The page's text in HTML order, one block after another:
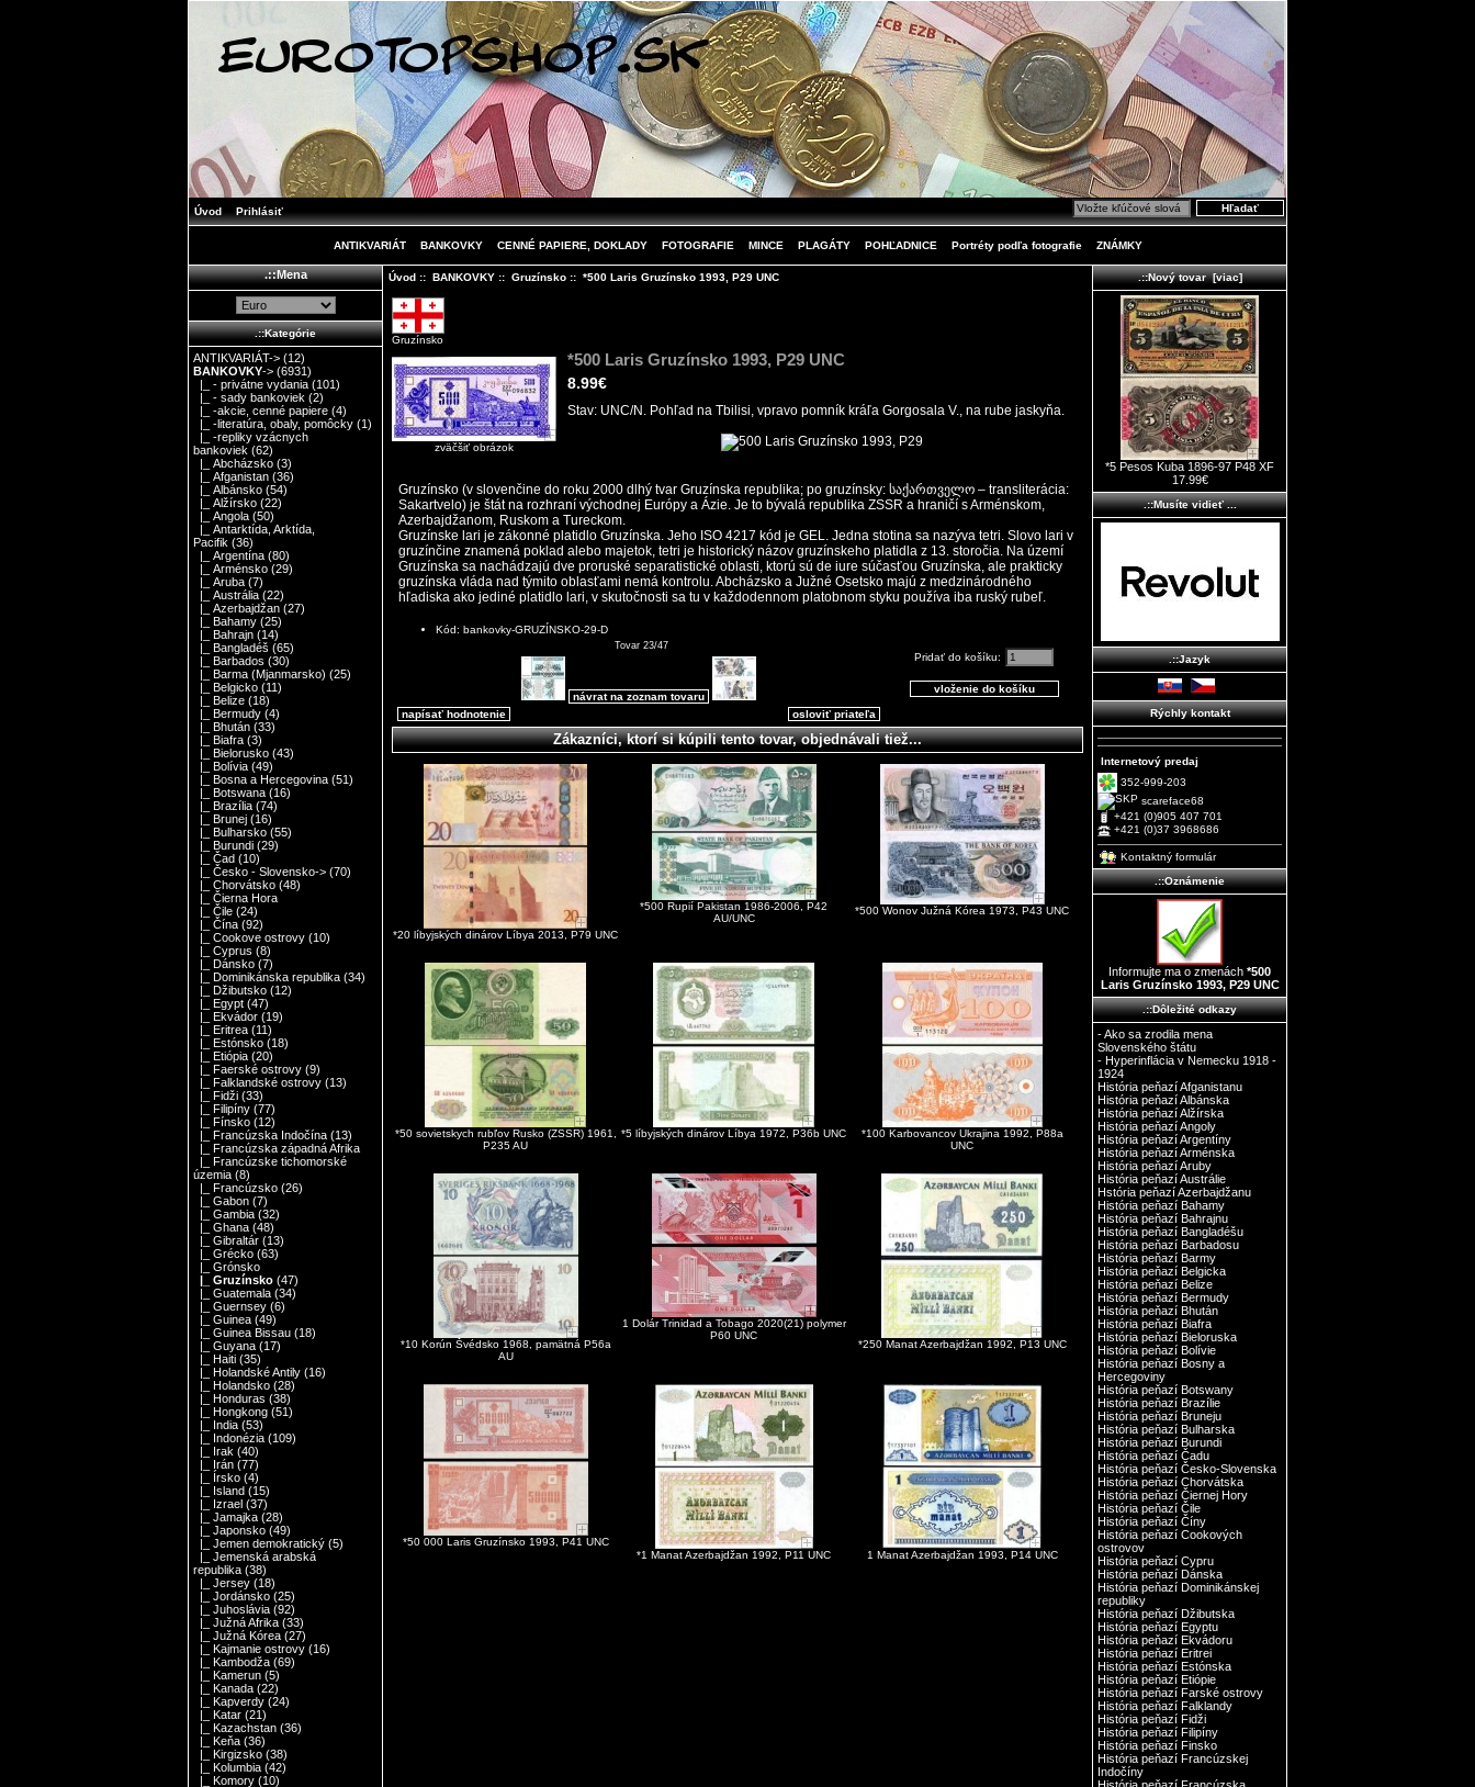
Úvod Prihlásiť
ANTIKVARIÁT BANKOVKY CENNÉ PAPIERE, DOKLADY FOTOGRAFIE MINCE PLAGÁTY POHĽADNICE Portréty podľa fotografie ZNÁMKY
.::Mena
.::Kategórie
ANTIKVARIÁT-> (12)
BANKOVKY-> (6931)
|_ - privátne vydania (101)
|_ - sady bankoviek (2)
|_ -akcie, cenné papiere (4)
|_ -literatúra, obaly, pomôcky (1)
|_ -repliky vzácnych
bankoviek (62)
|_ Abcházsko (3)
|_ Afganistan (36)
|_ Albánsko (54)
|_ Alžírsko (22)
|_ Angola (50)
|_ Antarktída, Arktída,
Pacifik (36)
|_ Argentína (80)
|_ Arménsko (29)
|_ Aruba (7)
|_ Austrália (22)
|_ Azerbajdžan (27)
|_ Bahamy (25)
|_ Bahrajn (14)
|_ Bangladéš (65)
|_ Barbados (30)
|_ Barma (Mjanmarsko) (25)
|_ Belgicko (11)
|_ Belize (18)
|_ Bermudy (4)
|_ Bhután (33)
|_ Biafra (3)
|_ Bielorusko (43)
|_ Bolívia (49)
|_ Bosna a Hercegovina (51)
|_ Botswana (16)
|_ Brazília (74)
|_ Brunej (16)
|_ Bulharsko (55)
|_ Burundi (29)
|_ Čad (10)
|_ Česko - Slovensko-> (70)
|_ Chorvátsko (48)
|_ Čierna Hora
|_ Čile (24)
|_ Čína (92)
|_ Cookove ostrovy (10)
|_ Cyprus (8)
|_ Dánsko (7)
|_ Dominikánska republika (34)
|_ Džibutsko (12)
|_ Egypt (47)
|_ Ekvádor (19)
|_ Eritrea (11)
|_ Estónsko (18)
|_ Etiópia (20)
|_ Faerské ostrovy (9)
|_ Falklandské ostrovy (13)
|_ Fidži (33)
|_ Filipíny (77)
|_ Fínsko (12)
|_ Francúzska Indočína (13)
|_ Francúzska západná Afrika
|_ Francúzske tichomorské
územia (8)
|_ Francúzsko (26)
|_ Gabon (7)
|_ Gambia (32)
|_ Ghana (48)
|_ Gibraltár (13)
|_ Grécko (63)
|_ Grónsko
|_ Gruzínsko (47)
|_ Guatemala (34)
|_ Guernsey (6)
|_ Guinea (49)
|_ Guinea Bissau (18)
|_ Guyana (17)
|_ Haiti (35)
|_ Holandské Antily (16)
|_ Holandsko (28)
|_ Honduras (38)
|_ Hongkong (51)
|_ India (53)
|_ Indonézia (109)
|_ Irak (40)
|_ Irán (77)
|_ Írsko (4)
|_ Island (15)
|_ Izrael (37)
|_ Jamajka (28)
|_ Japonsko (49)
|_ Jemen demokratický (5)
|_ Jemenská arabská
republika (38)
|_ Jersey (18)
|_ Jordánsko (25)
|_ Juhoslávia (92)
|_ Južná Afrika (33)
|_ Južná Kórea (27)
|_ Kajmanie ostrovy (16)
|_ Kambodža (69)
|_ Kamerun (5)
|_ Kanada (22)
|_ Kapverdy (24)
|_ Katar (21)
|_ Kazachstan (36)
|_ Keňa (36)
|_ Kirgizsko (38)
|_ Kolumbia (42)
|_ Komory (10)
Úvod:: BANKOVKY:: Gruzínsko:: *500 Laris Gruzínsko 1993, P29 UNC
Gruzínsko
zväčšiť obrázok
*500 Laris Gruzínsko 1993, P29 UNC
8.99€
Stav: UNC/N. Pohľad na Tbilisi, vpravo pomník kráľa Gorgosala V., na rube jaskyňa.
Gruzínsko (v slovenčine do roku 2000 dlhý tvar Gruzínska republika; po gruzínsky: საქართველო – transliterácia:
Sakartvelo) je štát na rozhraní východnej Európy a Ázie. Je to bývalá republika ZSSR a hraničí s Arménskom,
Azerbajdžanom, Ruskom a Tureckom.
Gruzínske lari je zákonné platidlo Gruzínska. Jeho ISO 4217 kód je GEL. Jedna stotina sa nazýva tetri. Slovo lari v
gruzínčine znamená poklad alebo majetok, tetri je historický názov gruzínskeho platidla z 13. storočia. Na území
Gruzínska sa nachádzajú dve proruské separatistické oblasti, ktorú sú de iure súčasťou Gruzínska, ale prakticky
gruzínska vláda nad týmito oblasťami nemá kontrolu. Abcházsko a Južné Osetsko majú z medzinárodného
hľadiska ako jediné platidlo lari, v skutočnosti sa tu v každodennom platobnom styku používa iba ruský rubeľ.
Pridať do košíku:
Kód: bankovky-GRUZÍNSKO-29-D
Tovar 23/47
návrat na zoznam tovaru
osloviť priateľa
napísať hodnotenie
Zákazníci, ktorí si kúpili tento tovar, objednávali tiež...
*20 líbyjských dinárov Líbya 2013, P79 UNC
*500 Rupií Pakistan 1986-2006, P42
AU/UNC
*500 Wonov Južná Kórea 1973, P43 UNC
*50 sovietskych rubľov Rusko (ZSSR) 1961,
P235 AU
*5 líbyjských dinárov Líbya 1972, P36b UNC
*100 Karbovancov Ukrajina 1992, P88a
UNC
*10 Korún Švédsko 1968, pamätná P56a
AU
1 Dolár Trinidad a Tobago 2020(21) polymer
P60 UNC
*250 Manat Azerbajdžan 1992, P13 UNC
*50 000 Laris Gruzínsko 1993, P41 UNC
*1 Manat Azerbajdžan 1992, P11 UNC
1 Manat Azerbajdžan 1993, P14 UNC
.::Nový tovar [viac]
*5 Pesos Kuba 1896-97 P48 XF
17.99€
.::Musíte vidieť ...
.::Jazyk
Rýchly kontakt
Internetový predaj
352-999-203
scareface68
+421 (0)905 407 701
+421 (0)37 3968686
Kontaktný formulár
.::Oznámenie
Informujte ma o zmenách *500
Laris Gruzínsko 1993, P29 UNC
.::Dôležité odkazy
- Ako sa zrodila mena
Slovenského štátu
- Hyperinflácia v Nemecku 1918 -
1924
História peňazí Afganistanu
História peňazí Albánska
História peňazí Alžírska
História peňazí Angoly
História peňazí Argentíny
História peňazí Arménska
História peňazí Aruby
História peňazí Austrálie
Hstória peňazí Azerbajdžanu
História peňazí Bahamy
História peňazí Bahrajnu
História peňazí Bangladéšu
História peňazí Barbadosu
História peňazí Barmy
História peňazí Belgicka
História peňazí Belize
História peňazí Bermudy
História peňazí Bhután
História peňazí Biafra
História peňazí Bieloruska
História peňazí Bolívie
História peňazí Bosny a
Hercegoviny
História peňazí Botswany
História peňazí Brazílie
História peňazí Bruneju
História peňazí Bulharska
História peňazí Burundi
História peňazí Čadu
História peňazí Česko-Slovenska
História peňazí Chorvátska
História peňazí Čiernej Hory
História peňazí Čile
História peňazí Číny
História peňazí Cookových
ostrovov
História peňazí Cypru
História peňazí Dánska
História peňazí Dominikánskej
republiky
História peňazí Džibutska
História peňazí Egyptu
História peňazí Ekvádoru
História peňazí Eritrei
História peňazí Estónska
História peňazí Etiópie
História peňazí Farské ostrovy
História peňazí Falklandy
História peňazí Fidži
História peňazí Filipíny
História peňazí Finsko
História peňazí Francúzskej
Indočíny